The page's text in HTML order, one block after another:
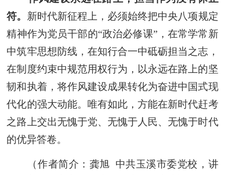
符。 新时代新征程上，必须始终把中央八项规定
精神作为党员干部的“政治必修课”，在常学常新
中筑牢思想防线，在知行合一中砥砺担当之志，
在制度约束中规范用权行为，以永远在路上的坚
韧和执着，将作风建设成果转化为奋进中国式现
代化的强大动能。唯有如此，方能在新时代赶考
之路上交出无愧于党、无愧于人民、无愧于时代
的优异答卷。
（作者简介：龚旭 中共玉溪市委党校，讲